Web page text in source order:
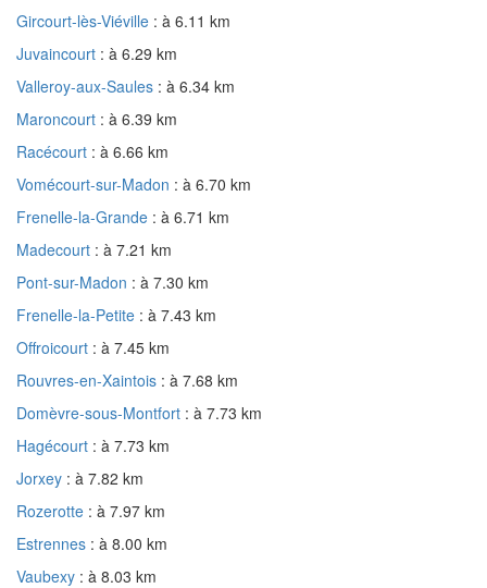
Gircourt-lès-Viéville : à 6.11 km
Juvaincourt : à 6.29 km
Valleroy-aux-Saules : à 6.34 km
Maroncourt : à 6.39 km
Racécourt : à 6.66 km
Vomécourt-sur-Madon : à 6.70 km
Frenelle-la-Grande : à 6.71 km
Madecourt : à 7.21 km
Pont-sur-Madon : à 7.30 km
Frenelle-la-Petite : à 7.43 km
Offroicourt : à 7.45 km
Rouvres-en-Xaintois : à 7.68 km
Domèvre-sous-Montfort : à 7.73 km
Hagécourt : à 7.73 km
Jorxey : à 7.82 km
Rozerotte : à 7.97 km
Estrennes : à 8.00 km
Vaubexy : à 8.03 km